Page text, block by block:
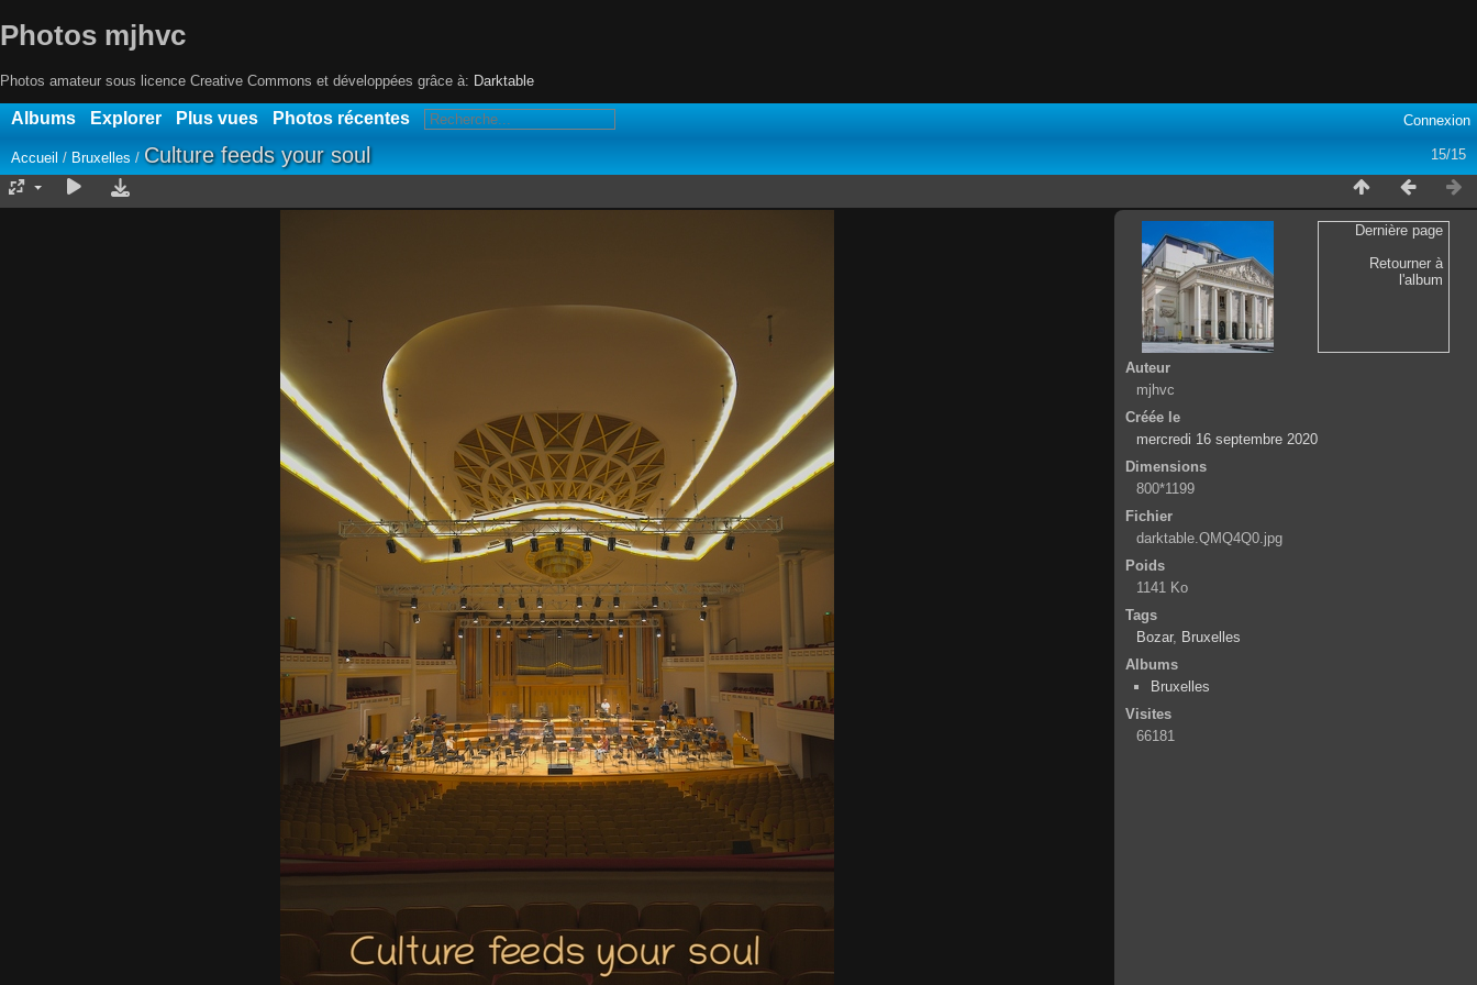
Photos mjhvc
Photos amateur sous licence Creative Commons et développées grâce à: Darktable
Albums Explorer Plus vues Photos récentes Connexion
15/15
Accueil / Bruxelles / Culture feeds your soul
Dernière page
Retourner à
l'album
Auteur
mjhvc
Créée le
mercredi 16 septembre 2020
Dimensions
800*1199
Fichier
darktable.QMQ4Q0.jpg
Poids
1141 Ko
Tags
Bozar, Bruxelles
Albums
Bruxelles
Visites
66181